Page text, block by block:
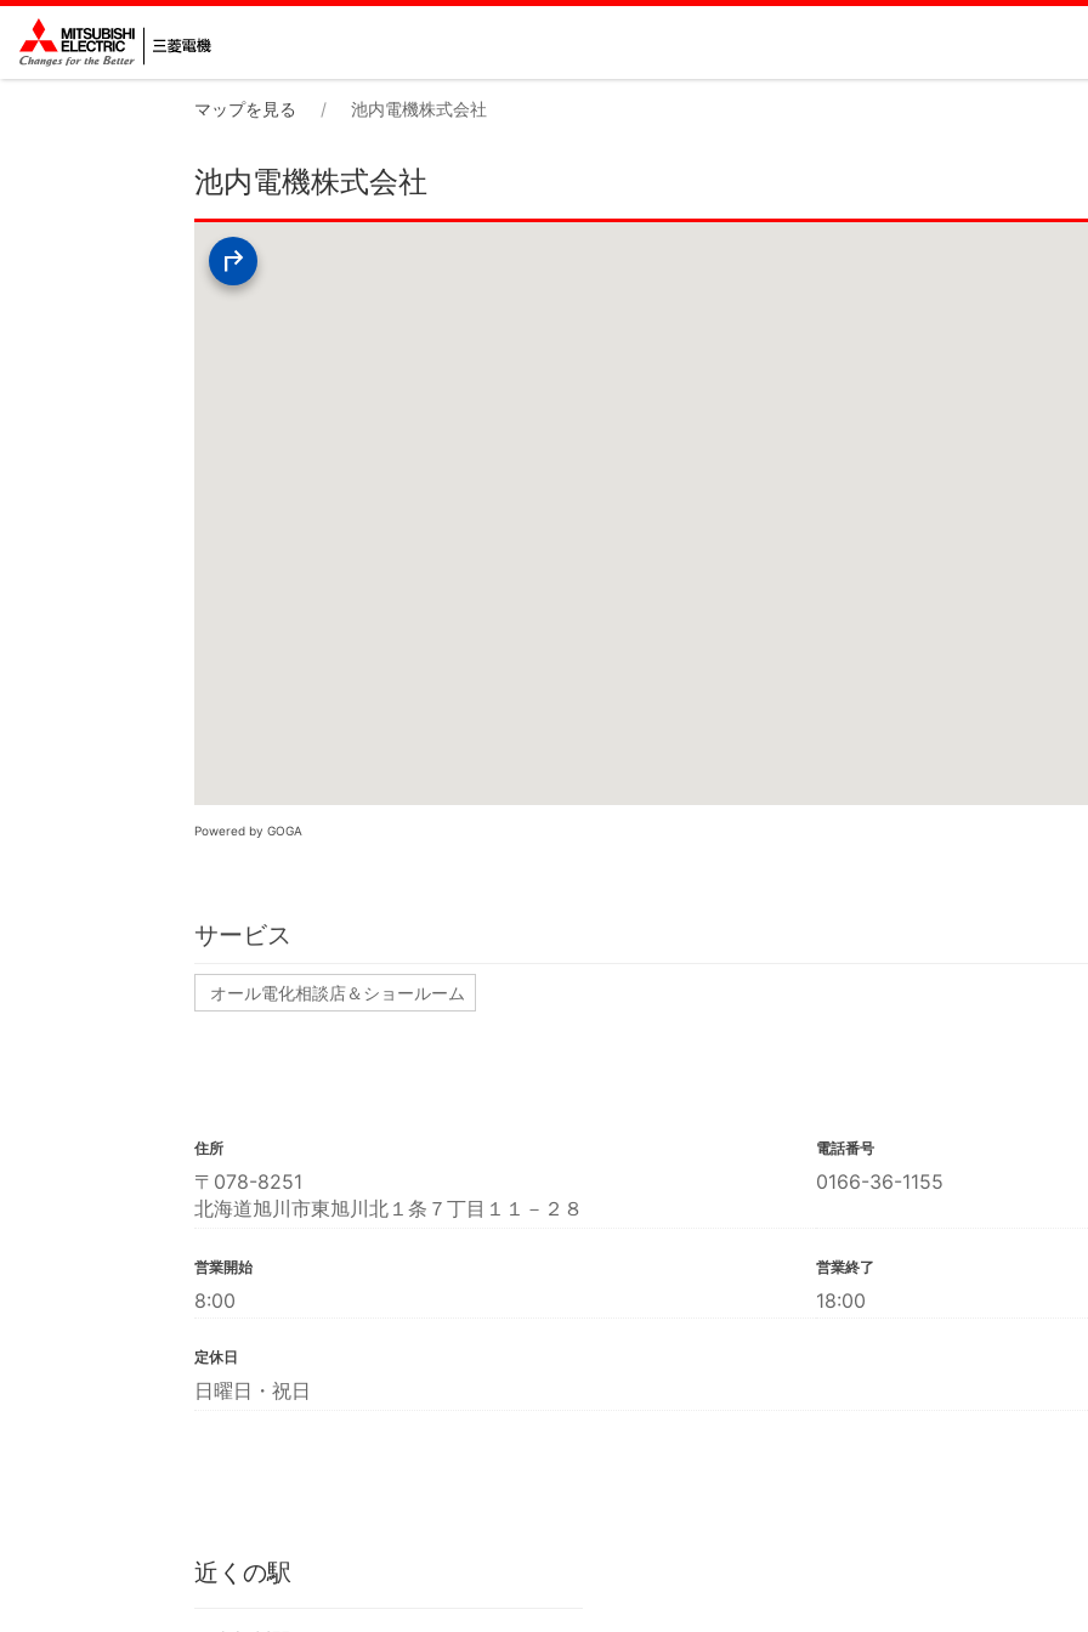
マップを見る 池内電機株式会社
池内電機株式会社
Powered by GOGA
サービス
オール電化相談店＆ショールーム
住所
〒078-8251
北海道旭川市東旭川北１条７丁目１１－２８
電話番号
0166-36-1155
営業開始
8:00
営業終了
18:00
定休日
日曜日・祝日
近くの駅